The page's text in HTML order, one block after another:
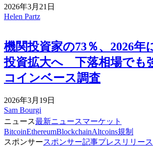
2026年3月21日
Helen Partz
機関投資家の73％、2026年
投資拡大へ 下落相場でも
コインベース調査
2026年3月19日
Sam Bourgi
ニュース最新ニュースマーケット
BitcoinEthereumBlockchainAltcoins規制
スポンサースポンサー記事プレスリリース